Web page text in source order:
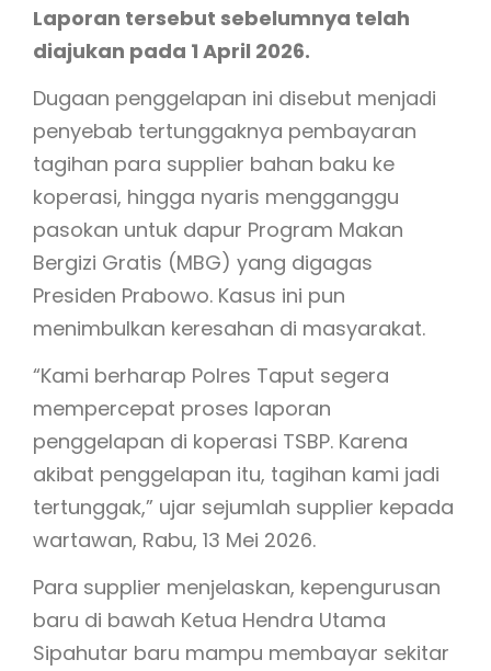
Laporan tersebut sebelumnya telah
diajukan pada 1 April 2026.
Dugaan penggelapan ini disebut menjadi
penyebab tertunggaknya pembayaran
tagihan para supplier bahan baku ke
koperasi, hingga nyaris mengganggu
pasokan untuk dapur Program Makan
Bergizi Gratis (MBG) yang digagas
Presiden Prabowo. Kasus ini pun
menimbulkan keresahan di masyarakat.
“Kami berharap Polres Taput segera
mempercepat proses laporan
penggelapan di koperasi TSBP. Karena
akibat penggelapan itu, tagihan kami jadi
tertunggak,” ujar sejumlah supplier kepada
wartawan, Rabu, 13 Mei 2026.
Para supplier menjelaskan, kepengurusan
baru di bawah Ketua Hendra Utama
Sipahutar baru mampu membayar sekitar